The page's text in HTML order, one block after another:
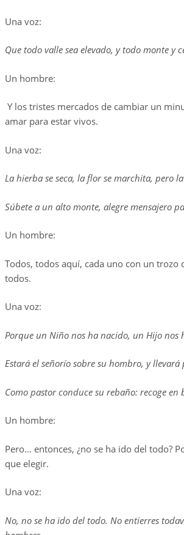
Una voz:
Que todo valle sea elevado, y todo monte y
Un hombre:
Y los tristes mercados de cambiar un
amar para estar vivos.
Una voz:
La hierba se seca, la flor se marchita, pero
Súbete a un alto monte, alegre mensajero
Un hombre:
Todos, todos aquí, cada uno con un
todos.
Una voz:
Porque un Niño nos ha nacido, un Hijo nos
Estará el señorío sobre su hombro, y
Como pastor conduce su rebaño: recoge
Un hombre:
Pero… entonces, ¿no se ha ido del todo?
que elegir.
Una voz:
No, no se ha ido del todo. No entierres